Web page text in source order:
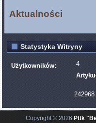
Aktualności
Statystyka Witryny
Użytkowników:
4
242968
Copyright © 2026 Pttk